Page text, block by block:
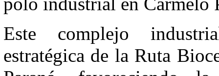
Este complejo
estratégica de la Ruta